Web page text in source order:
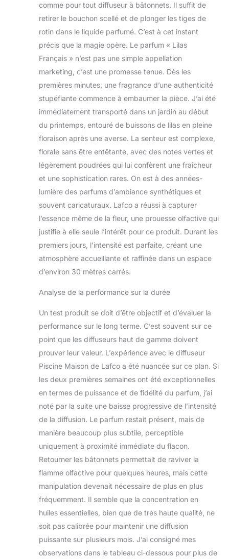
comme pour tout diffuseur à bâtonnets. Il suffit de
retirer le bouchon scellé et de plonger les tiges de
rotin dans le liquide parfumé. C’est à cet instant
précis que la magie opère. Le parfum « Lilas
Français » n’est pas une simple appellation
marketing, c’est une promesse tenue. Dès les
premières minutes, une fragrance d’une authenticité
stupéfiante commence à embaumer la pièce. J’ai été
immédiatement transporté dans un jardin au début
du printemps, entouré de buissons de lilas en pleine
floraison après une averse. La senteur est complexe,
florale sans être entêtante, avec des notes vertes et
légèrement poudrées qui lui confèrent une fraîcheur
et une sophistication rares. On est à des années-
lumière des parfums d’ambiance synthétiques et
souvent caricaturaux. Lafco a réussi à capturer
l’essence même de la fleur, une prouesse olfactive qui
justifie à elle seule l’intérêt pour ce produit. Durant les
premiers jours, l’intensité est parfaite, créant une
atmosphère accueillante et raffinée dans un espace
d’environ 30 mètres carrés.
Analyse de la performance sur la durée
Un test produit se doit d’être objectif et d’évaluer la
performance sur le long terme. C’est souvent sur ce
point que les diffuseurs haut de gamme doivent
prouver leur valeur. L’expérience avec le diffuseur
Piscine Maison de Lafco a été nuancée sur ce plan. Si
les deux premières semaines ont été exceptionnelles
en termes de puissance et de fidélité du parfum, j’ai
noté par la suite une baisse progressive de l’intensité
de la diffusion. Le parfum restait présent, mais de
manière beaucoup plus subtile, perceptible
uniquement à proximité immédiate du flacon.
Retourner les bâtonnets permettait de raviver la
flamme olfactive pour quelques heures, mais cette
manipulation devenait nécessaire de plus en plus
fréquemment. Il semble que la concentration en
huiles essentielles, bien que de très haute qualité, ne
soit pas calibrée pour maintenir une diffusion
puissante sur plusieurs mois. J’ai consigné mes
observations dans le tableau ci-dessous pour plus de